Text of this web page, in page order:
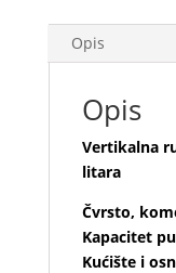
Opis
Opis
Vertikalna
litara
Čvrsto,
Kapacitet
Kućište i